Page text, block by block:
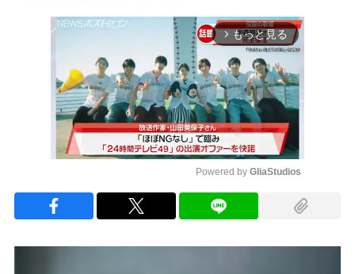
arrow_forward_ios もっと見る
Powered by GliaStudios